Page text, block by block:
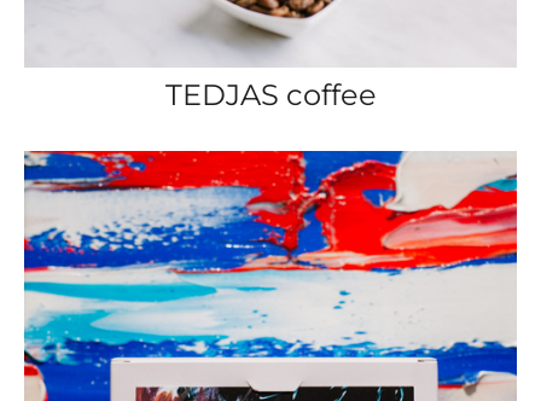
TEDJAS coffee